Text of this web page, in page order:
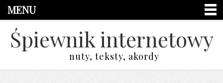
MENU
Śpiewnik internetowy
nuty, teksty, akordy